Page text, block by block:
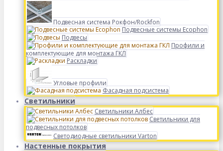
Подвесная система Рокфон/Rockfon
Подвесные системы Ecophon
Подвесы
Профили и
комплектующие для монтажа ГКЛ
Раскладки
Угловые профили
Фасадная подсистема
Светильники
Светильники Албес
Светильники для
подвесных потолков
Светодиодные светильники Varton
Настенные покрытия